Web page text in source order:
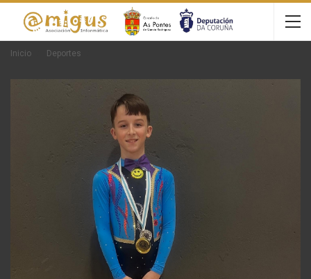
Inicio Deportes